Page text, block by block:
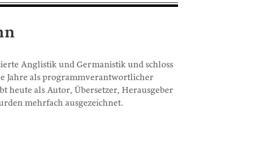
Anglistik und Germanistik und schloss
Jahre als programmverantwortlicher
heute als Autor, Übersetzer, Herausgeber
mehrfach ausgezeichnet.